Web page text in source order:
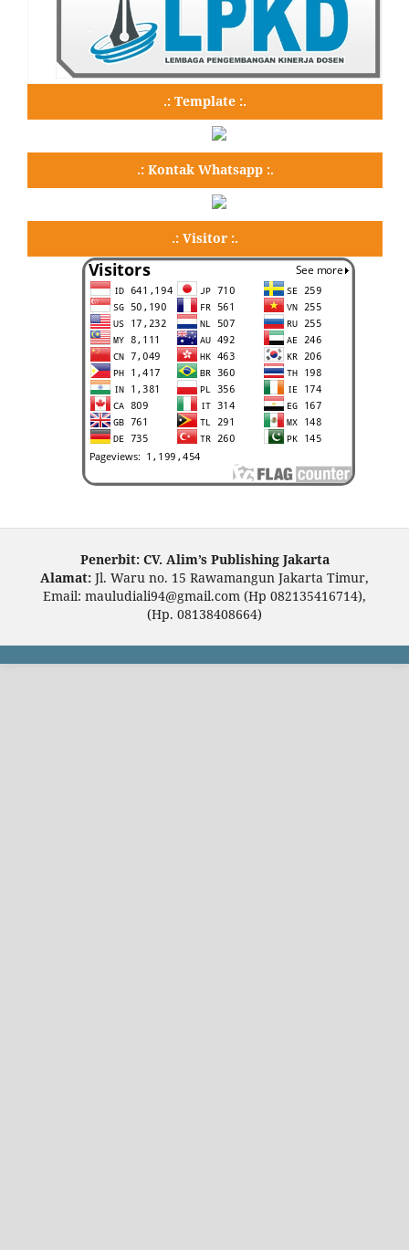
.: Template :.
.: Kontak Whatsapp :.
.: Visitor :.
Penerbit: CV. Alim’s Publishing Jakarta
Alamat: Jl. Waru no. 15 Rawamangun Jakarta Timur,
Email: mauludiali94@gmail.com (Hp 082135416714),
(Hp. 08138408664)